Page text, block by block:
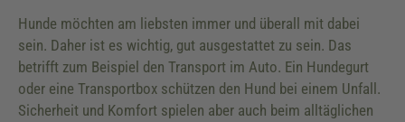
Hunde möchten am liebsten immer und überall mit dabei
sein. Daher ist es wichtig, gut ausgestattet zu sein. Das
betrifft zum Beispiel den Transport im Auto. Ein Hundegurt
oder eine Transportbox schützen den Hund bei einem Unfall.
Sicherheit und Komfort spielen aber auch beim alltäglichen